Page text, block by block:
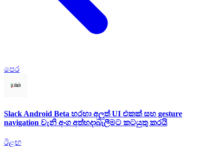
පෙර
Slack Android Beta හරහා අලුත් UI එකක් සහ gesture
navigation වැනි අංග අත්හදාබැලීමට කටයුතු කරයි
ඊළඟ